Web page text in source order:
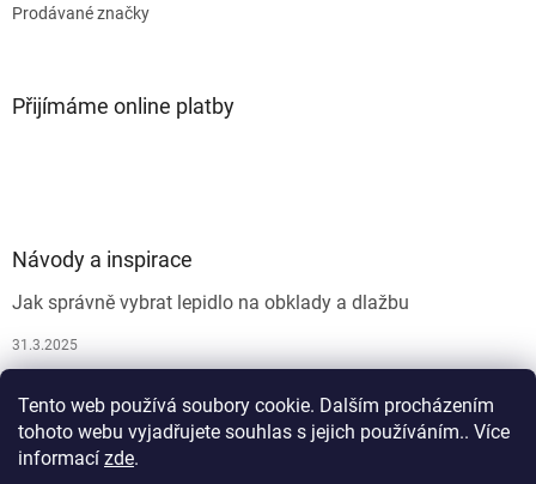
Tento web používá soubory cookie. Dalším procházením
tohoto webu vyjadřujete souhlas s jejich používáním.. Více
informací zde.
Prodávané značky
Přijímáme online platby
Návody a inspirace
Jak správně vybrat lepidlo na obklady a dlažbu
31.3.2025